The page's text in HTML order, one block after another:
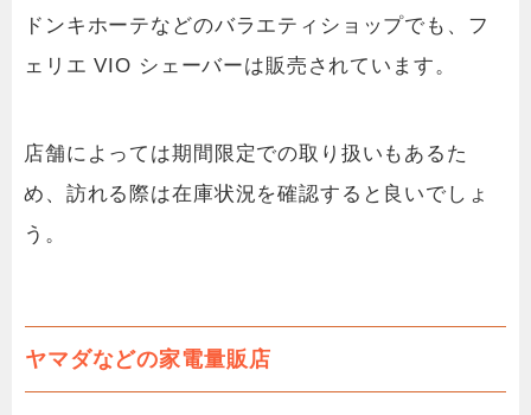
ドンキホーテなどのバラエティショップでも、フ
ェリエ VIO シェーバーは販売されています。
店舗によっては期間限定での取り扱いもあるた
め、訪れる際は在庫状況を確認すると良いでしょ
う。
ヤマダなどの家電量販店